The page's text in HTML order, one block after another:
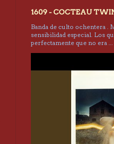
1609 - COCTEAU
Banda de culto ochentera .
sensibilidad especial. Los
perfectamente que no era ...